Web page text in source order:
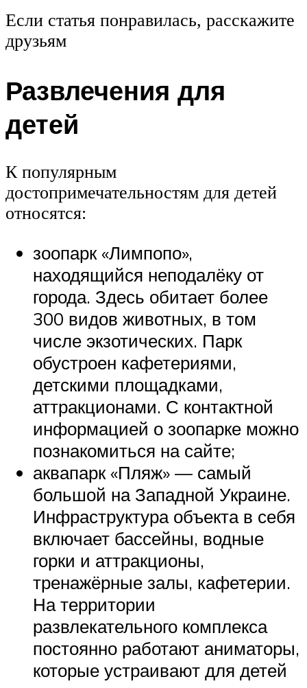
Если статья понравилась, расскажите
друзьям
Развлечения для
детей
К популярным
достопримечательностям для детей
относятся:
зоопарк «Лимпопо»,
находящийся неподалёку от
города. Здесь обитает более
300 видов животных, в том
числе экзотических. Парк
обустроен кафетериями,
детскими площадками,
аттракционами. С контактной
информацией о зоопарке можно
познакомиться на сайте;
аквапарк «Пляж» — самый
большой на Западной Украине.
Инфраструктура объекта в себя
включает бассейны, водные
горки и аттракционы,
тренажёрные залы, кафетерии.
На территории
развлекательного комплекса
постоянно работают аниматоры,
которые устраивают для детей